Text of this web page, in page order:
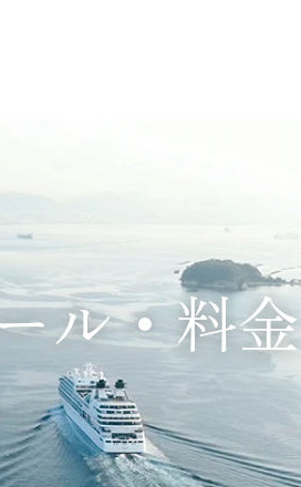
ル・料金